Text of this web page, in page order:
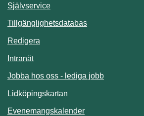
SjälvserviceLänk till annan webbplats.
TillgänglighetsdatabasLänk till annan
Redigera
IntranätLänk till annan webbplats.
Jobba hos oss - lediga jobb
Lidköpingskartan
EvenemangskalenderLänk till annan